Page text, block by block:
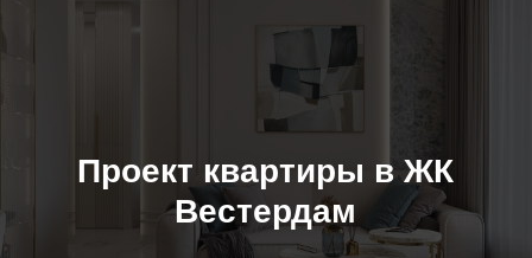
Проект квартиры в ЖК
Вестердам